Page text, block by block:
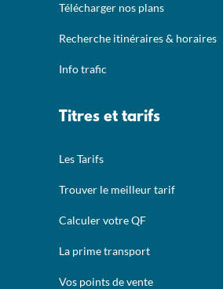
Télécharger nos plans
Recherche itinéraires & horaires
Info trafic
Titres et tarifs
Les Tarifs
Trouver le meilleur tarif
Calculer votre QF
La prime transport
Vos points de vente